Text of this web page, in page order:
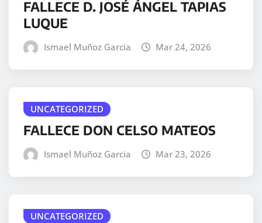
FALLECE D. JOSÉ ÁNGEL TAPIAS
LUQUE
Ismael Muñoz Garcia Mar 24, 2026
UNCATEGORIZED
FALLECE DON CELSO MATEOS
Ismael Muñoz Garcia Mar 23, 2026
UNCATEGORIZED